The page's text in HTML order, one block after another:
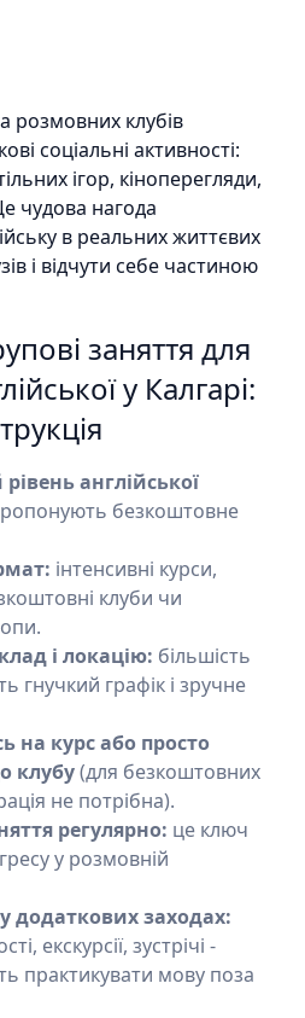
розмовних клубів
соціальні активності:
ігор, кіноперегляди,
чудова нагода
в реальних життєвих
і відчути себе частиною
заняття для
у Калгарі:
англійської
безкоштовне
інтенсивні курси,
клуби чи
і локацію: більшість
гнучкий графік і зручне
на курс або просто
клубу(для безкоштовних
не потрібна).
регулярно: це ключ
у розмовній
додаткових заходах:
екскурсії, зустрічі -
практикувати мову поза